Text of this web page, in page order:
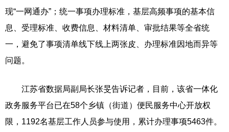
现“一网通办”；统一事项办理标准，基层高频事项的基本信
息、受理标准、收费信息、材料清单、审批结果等全省统
一，避免了事项清单线下线上两张皮、办理标准因地而异等
问题。
江苏省数据局副局长张旻告诉记者，目前，该省一体化
政务服务平台已在58个乡镇（街道）便民服务中心开放权
限，1192名基层工作人员参与使用，累计办理事项5463件。